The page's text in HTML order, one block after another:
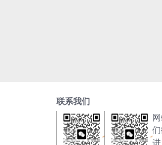
联系我们